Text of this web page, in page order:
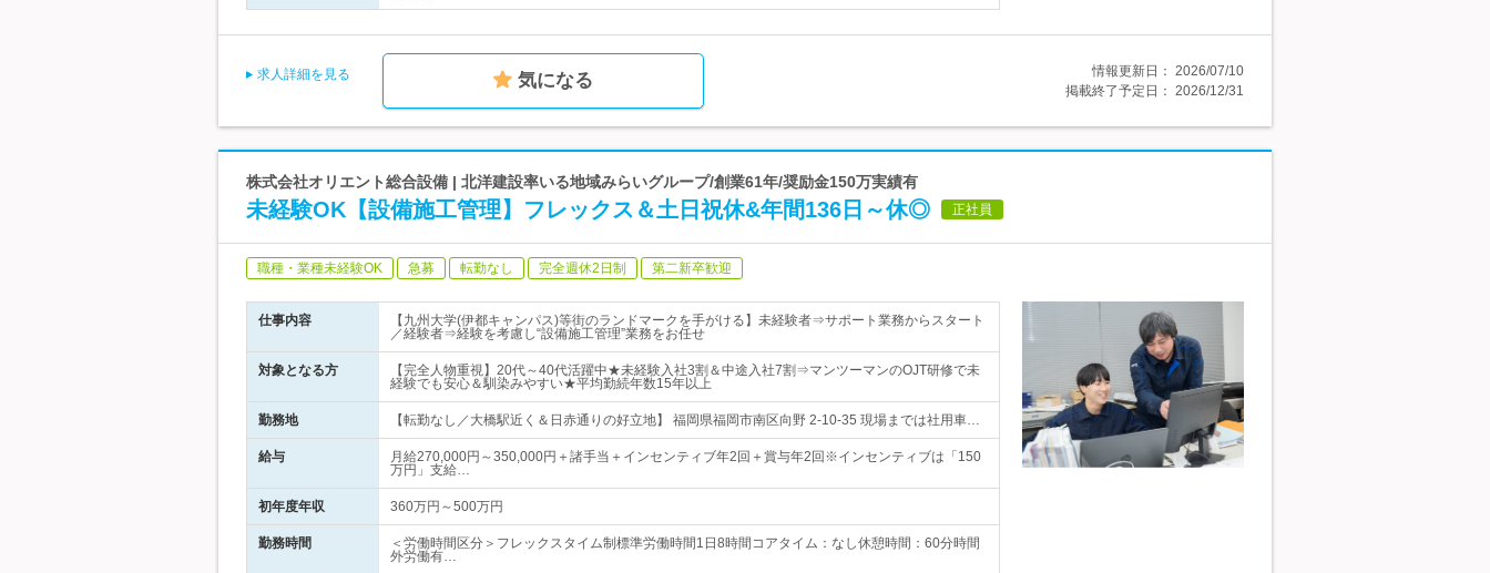
求人詳細を見る 気になる 情報更新日： 2026/07/10
掲載終了予定日： 2026/12/31
株式会社オリエント総合設備 | 北洋建設率いる地域みらいグループ/創業61年/奨励金150万実績有
未経験OK【設備施工管理】フレックス＆土日祝休&年間136日～休◎ 正社員
職種・業種未経験OK 急募 転勤なし 完全週休2日制 第二新卒歓迎
仕事内容
【九州大学(伊都キャンパス)等街のランドマークを手がける】未経験者⇒サポート業務からスタート
／経験者⇒経験を考慮し“設備施工管理”業務をお任せ
対象となる方
【完全人物重視】20代～40代活躍中★未経験入社3割＆中途入社7割⇒マンツーマンのOJT研修で未
経験でも安心＆馴染みやすい★平均勤続年数15年以上
勤務地 【転勤なし／大橋駅近く＆日赤通りの好立地】 福岡県福岡市南区向野 2-10-35 現場までは社用車…
給与
月給270,000円～350,000円＋諸手当＋インセンティブ年2回＋賞与年2回※インセンティブは「150
万円」支給…
初年度年収 360万円～500万円
勤務時間
＜労働時間区分＞フレックスタイム制標準労働時間1日8時間コアタイム：なし休憩時間：60分時間
外労働有…